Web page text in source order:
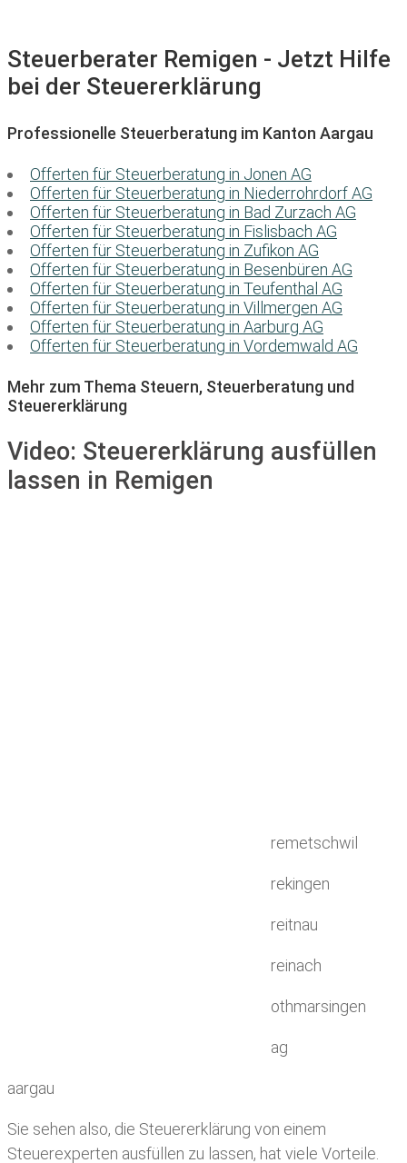
Steuerberater Remigen - Jetzt Hilfe
bei der Steuererklärung
Professionelle Steuerberatung im Kanton Aargau
Offerten für Steuerberatung in Jonen AG
Offerten für Steuerberatung in Niederrohrdorf AG
Offerten für Steuerberatung in Bad Zurzach AG
Offerten für Steuerberatung in Fislisbach AG
Offerten für Steuerberatung in Zufikon AG
Offerten für Steuerberatung in Besenbüren AG
Offerten für Steuerberatung in Teufenthal AG
Offerten für Steuerberatung in Villmergen AG
Offerten für Steuerberatung in Aarburg AG
Offerten für Steuerberatung in Vordemwald AG
Mehr zum Thema Steuern, Steuerberatung und
Steuererklärung
Video: Steuererklärung ausfüllen
lassen in Remigen
remetschwil
rekingen
reitnau
reinach
othmarsingen
ag
aargau
Sie sehen also, die Steuererklärung von einem
Steuerexperten ausfüllen zu lassen, hat viele Vorteile.